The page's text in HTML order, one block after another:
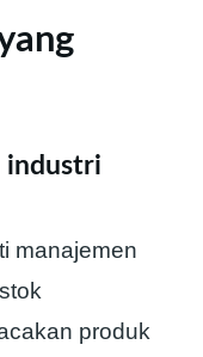
industri
manajemen
produk